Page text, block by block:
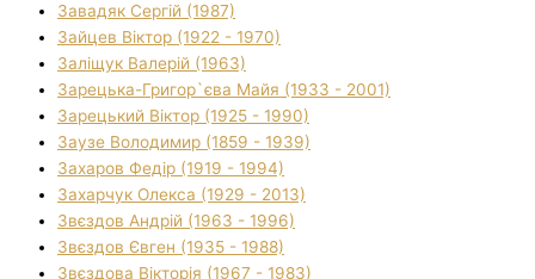
Завадяк Сергій (1987)
Зайцев Віктор (1922 - 1970)
Заліщук Валерій (1963)
Зарецька-Григор`єва Майя (1933 - 2001)
Зарецький Віктор (1925 - 1990)
Заузе Володимир (1859 - 1939)
Захаров Федір (1919 - 1994)
Захарчук Олекса (1929 - 2013)
Звєздов Андрій (1963 - 1996)
Звєздов Євген (1935 - 1988)
Звєздова Вікторія (1967 - 1983)